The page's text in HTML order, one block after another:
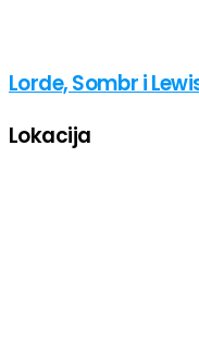
Lorde, Sombr i
Lokacija